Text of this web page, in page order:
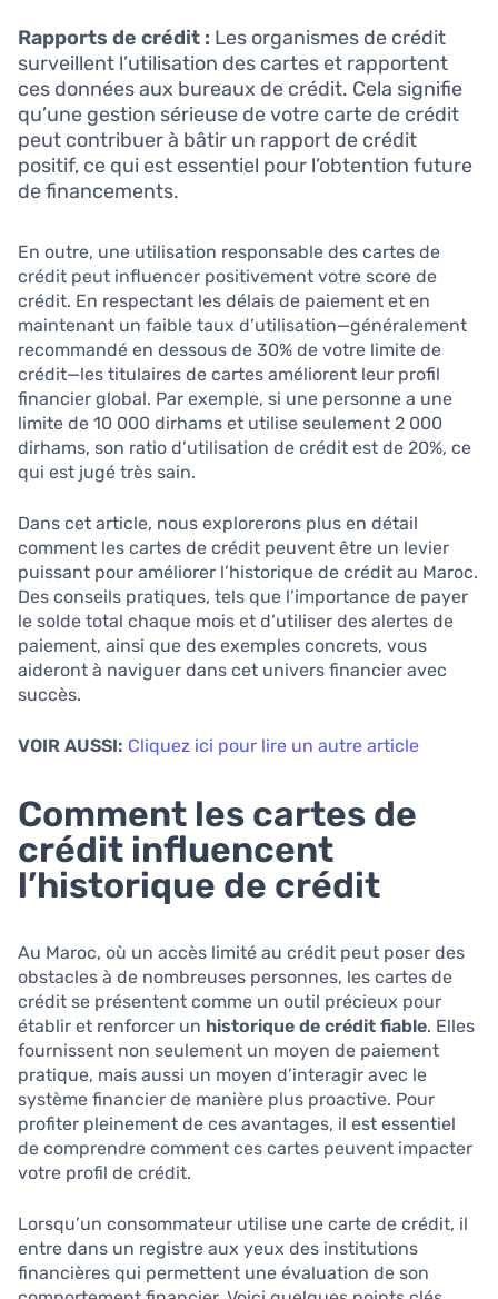
Rapports de crédit : Les organismes de crédit
surveillent l’utilisation des cartes et rapportent
ces données aux bureaux de crédit. Cela signifie
qu’une gestion sérieuse de votre carte de crédit
peut contribuer à bâtir un rapport de crédit
positif, ce qui est essentiel pour l’obtention future
de financements.
En outre, une utilisation responsable des cartes de
crédit peut influencer positivement votre score de
crédit. En respectant les délais de paiement et en
maintenant un faible taux d’utilisation—généralement
recommandé en dessous de 30% de votre limite de
crédit—les titulaires de cartes améliorent leur profil
financier global. Par exemple, si une personne a une
limite de 10 000 dirhams et utilise seulement 2 000
dirhams, son ratio d’utilisation de crédit est de 20%, ce
qui est jugé très sain.
Dans cet article, nous explorerons plus en détail
comment les cartes de crédit peuvent être un levier
puissant pour améliorer l’historique de crédit au Maroc.
Des conseils pratiques, tels que l’importance de payer
le solde total chaque mois et d’utiliser des alertes de
paiement, ainsi que des exemples concrets, vous
aideront à naviguer dans cet univers financier avec
succès.
VOIR AUSSI: Cliquez ici pour lire un autre article
Comment les cartes de
crédit influencent
l’historique de crédit
Au Maroc, où un accès limité au crédit peut poser des
obstacles à de nombreuses personnes, les cartes de
crédit se présentent comme un outil précieux pour
établir et renforcer un historique de crédit fiable. Elles
fournissent non seulement un moyen de paiement
pratique, mais aussi un moyen d’interagir avec le
système financier de manière plus proactive. Pour
profiter pleinement de ces avantages, il est essentiel
de comprendre comment ces cartes peuvent impacter
votre profil de crédit.
Lorsqu’un consommateur utilise une carte de crédit, il
entre dans un registre aux yeux des institutions
financières qui permettent une évaluation de son